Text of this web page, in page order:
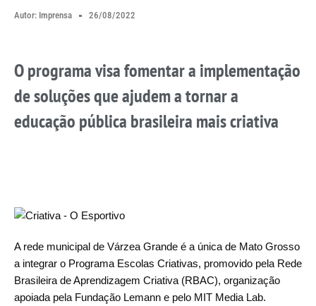
Autor: Imprensa 26/08/2022
O programa visa fomentar a implementação
de soluções que ajudem a tornar a
educação pública brasileira mais criativa
A rede municipal de Várzea Grande é a única de Mato Grosso
a integrar o Programa Escolas Criativas, promovido pela Rede
Brasileira de Aprendizagem Criativa (RBAC), organização
apoiada pela Fundação Lemann e pelo MIT Media Lab.